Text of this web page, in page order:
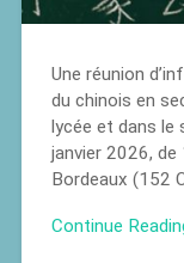
Une réunion
du chinois en
lycée et dans le
janvier 2026,
Bordeaux (152
Continue